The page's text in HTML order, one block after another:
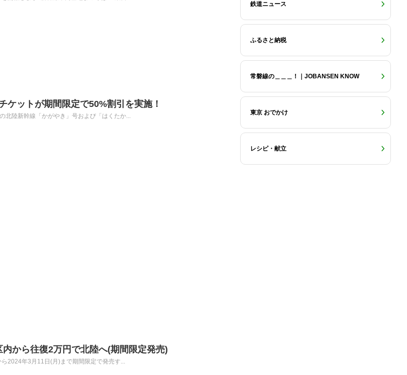
ケットが期間限定で50%割引を実施！
北陸新幹線「かがやき」号および「はくたか...
内から往復2万円で北陸へ(期間限定発売)
2024年3月11日(月)まで期間限定で発売す...
鉄道ニュース
ふるさと納税
常磐線の＿＿＿！｜JOBANSEN KNOW
東京 おでかけ
レシピ・献立